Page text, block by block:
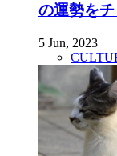
の運勢をチ
5 Jun, 2023